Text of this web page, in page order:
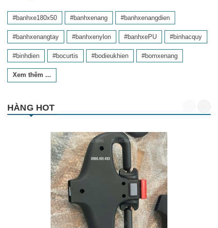
#banhxe180x50 #banhxenang #banhxenangdien
#banhxenangtay #banhxenylon #banhxePU #binhacquy
#binhdien #bocurtis #bodieukhien #bomxenang
Xem thêm ...
HÀNG HOT